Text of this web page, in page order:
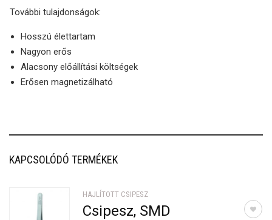
További tulajdonságok:
Hosszú élettartam
Nagyon erős
Alacsony előállítási költségek
Erősen magnetizálható
KAPCSOLÓDÓ TERMÉKEK
HAJLÍTOTT CSIPESZ
Csipesz, SMD